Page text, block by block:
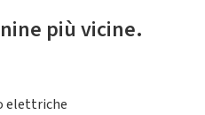
più vicine.
elettriche